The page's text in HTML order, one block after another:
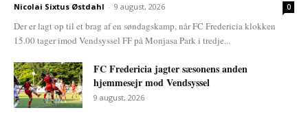
Nicolai Sixtus Østdahl - 9 august, 2026 0
Der er lagt op til et brag af en søndagskamp, når FC Fredericia klokken
15.00 tager imod Vendsyssel FF på Monjasa Park i tredje...
FC Fredericia jagter sæsonens anden
hjemmesejr mod Vendsyssel
9 august, 2026